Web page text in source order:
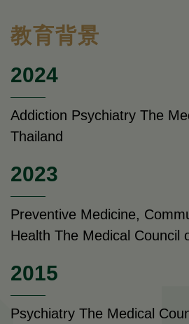
教育背景
2024
Addiction Psychiatry The
Thailand
2023
Preventive Medicine,
Health The Medical Council
2015
Psychiatry The Medical